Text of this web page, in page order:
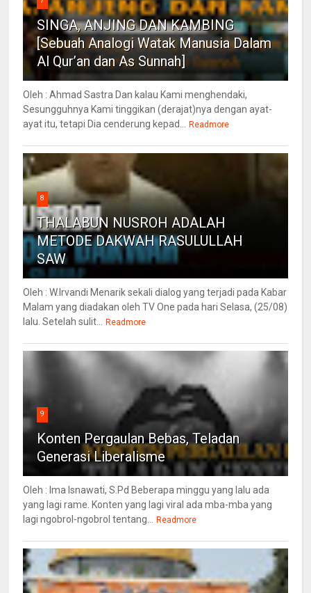
SINGA, ANJING DAN KAMBING
[Sebuah Analogi Watak Manusia Dalam
Al Qur’an dan As Sunnah]
Oleh : Ahmad Sastra Dan kalau Kami menghendaki,
Sesungguhnya Kami tinggikan (derajat)nya dengan ayat-
ayat itu, tetapi Dia cenderung kepad...
Readmore
8
THALABUN NUSROH ADALAH
METODE DAKWAH RASULULLAH
SAW
Oleh : W.Irvandi Menarik sekali dialog yang terjadi pada Kabar
Malam yang diadakan oleh TV One pada hari Selasa, (25/08)
lalu. Setelah sulit...
Readmore
9
Konten Pergaulan Bebas, Teladan
Generasi Liberalisme
Oleh : Ima Isnawati, S.Pd Beberapa minggu yang lalu ada
yang lagi rame. Konten yang lagi viral ada mba-mba yang
lagi ngobrol-ngobrol tentang...
Readmore